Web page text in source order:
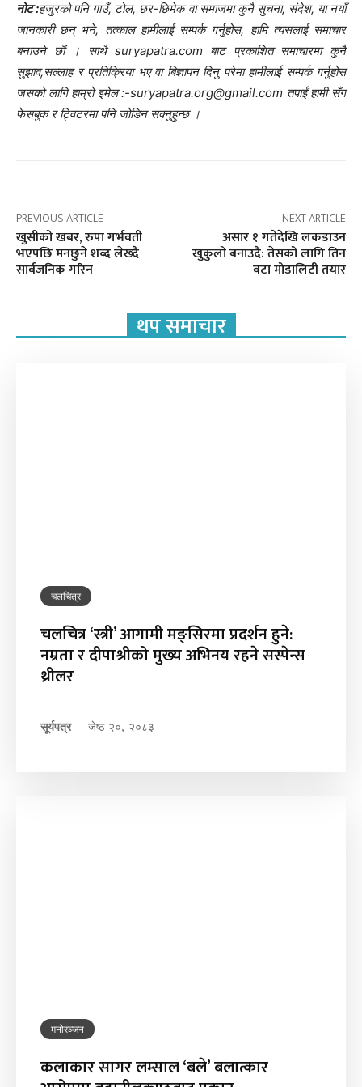
नोट :हजुरको पनि गाउँ, टोल, छर-छिमेक वा समाजमा कुनै सुचना, संदेश, या नयाँ
जानकारी छन् भने, तत्काल हामीलाई सम्पर्क गर्नुहोस, हामि त्यसलाई समाचार
बनाउने छौं । साथै suryapatra.com बाट प्रकाशित समाचारमा कुनै
सुझाव,सल्लाह र प्रतिक्रिया भए वा बिज्ञापन दिनु परेमा हामीलाई सम्पर्क गर्नुहोस
जसको लागि हाम्रो इमेल :-suryapatra.org@gmail.com तपाईं हामी सँग
फेसबुक र ट्विटरमा पनि जोडिन सक्नुहुन्छ ।
PREVIOUS ARTICLE
खुसीको खबर, रुपा गर्भवती
भएपछि मनछुने शब्द लेख्दै
सार्वजनिक गरिन
NEXT ARTICLE
असार १ गतेदेखि लकडाउन
खुकुलो बनाउदै: तेसको लागि तिन
वटा मोडालिटी तयार
थप समाचार
चलचित्र
चलचित्र ‘स्त्री’ आगामी मङ्सिरमा प्रदर्शन हुने:
नम्रता र दीपाश्रीको मुख्य अभिनय रहने सस्पेन्स
थ्रीलर
सूर्यपत्र - जेष्ठ २०, २०८३
मनोरञ्जन
कलाकार सागर लम्साल ‘बले’ बलात्कार